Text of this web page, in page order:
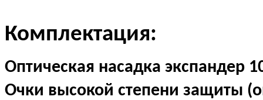
Комплектация:
Оптическая насадка экспандер
Очки высокой степени защиты